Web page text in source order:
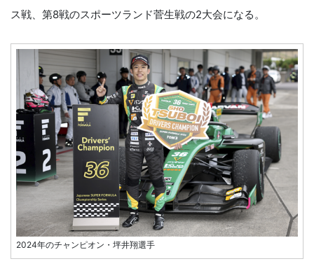
ス戦、第8戦のスポーツランド菅生戦の2大会になる。
2024年のチャンピオン・坪井翔選手